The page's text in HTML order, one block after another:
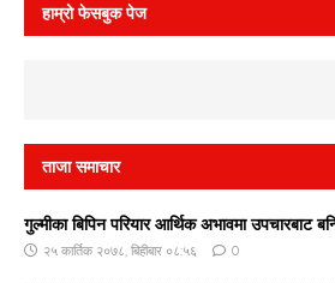
हाम्रो फेसबुक पेज
ताजा समाचार
गुल्मीका बिपिन परियार आर्थिक अभावमा उपचारबाट
२५ कार्तिक २०७८, बिहीबार ०८:५६ 0